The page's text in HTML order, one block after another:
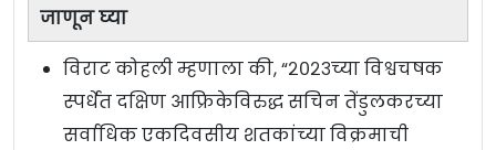
जाणून घ्या
विराट कोहली म्हणाला की, “२०२३च्या विश्वचषक
स्पर्धेत दक्षिण आफ्रिकेविरुद्ध सचिन तेंडुलकरच्या
सर्वाधिक एकदिवसीय शतकांच्या विक्रमाची